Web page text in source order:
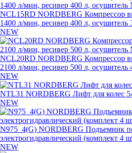
NCL15RD NORDBERG Компрессор
1400 л/мин, ресивер 400 л, осушитель
NEW
NCL20RD NORDBERG Компрессор
2100 л/мин, ресивер 500 л, осушитель
NEW
NTL31 NORDBERG Лифт для колес
NEW
N975_4(G) NORDBERG Подъемник
электрогидравлический (комплект 4
NEW